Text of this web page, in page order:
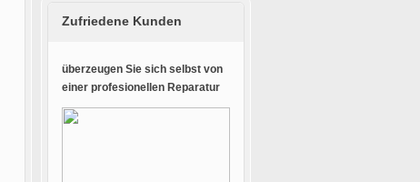
Zufriedene Kunden
überzeugen Sie sich selbst von
einer profesionellen Reparatur